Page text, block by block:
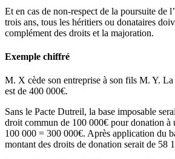
Et en cas de non-respect de la poursuite de
trois ans, tous les héritiers ou donataires
complément des droits et la majoration.
Exemple chiffré
M. X cède son entreprise à son fils M. Y.
est de 400 000€.
Sans le Pacte Dutreil, la base imposable
droit commun de 100 000€ pour donation à
100 000 = 300 000€. Après application du
montant des droits de donation serait de 58